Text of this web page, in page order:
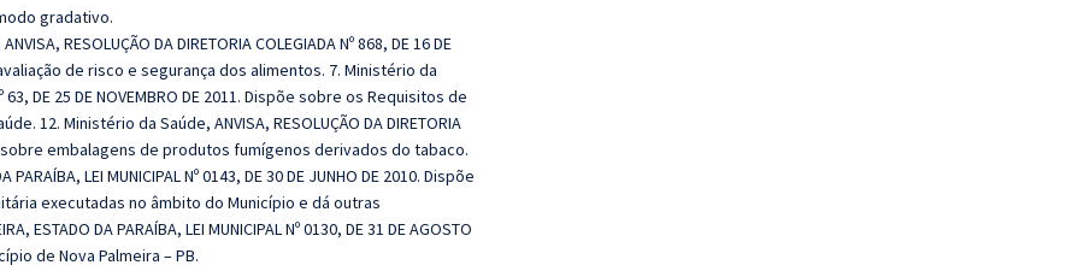
gradativo.
RESOLUÇÃO DA DIRETORIA COLEGIADA Nº 868, DE 16 DE
de risco e segurança dos alimentos. 7. Ministério da
63, DE 25 DE NOVEMBRO DE 2011. Dispõe sobre os Requisitos de
12. Ministério da Saúde, ANVISA, RESOLUÇÃO DA DIRETORIA
sobre embalagens de produtos fumígenos derivados do tabaco.
PARAÍBA, LEI MUNICIPAL Nº 0143, DE 30 DE JUNHO DE 2010. Dispõe
executadas no âmbito do Município e dá outras
ESTADO DA PARAÍBA, LEI MUNICIPAL Nº 0130, DE 31 DE AGOSTO
de Nova Palmeira – PB.